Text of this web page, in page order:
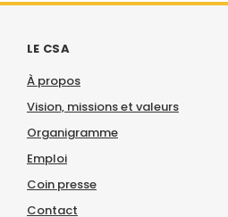
LE CSA
À propos
Vision, missions et valeurs
Organigramme
Emploi
Coin presse
Contact